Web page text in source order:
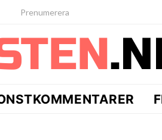
Prenumerera